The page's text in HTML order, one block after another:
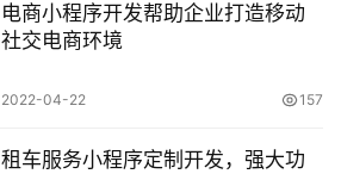
电商小程序开发帮助企业打造移动
社交电商环境
2022-04-22 157
租车服务小程序定制开发，强大功